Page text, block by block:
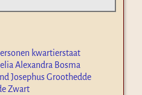
kwartierstaat
Alexandra Bosma
Josephus Groothedde
Zwart